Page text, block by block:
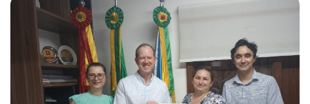
Gabinete do Vice-prefeito
História do Município
Símbolos Oficiais
Estrutura Organizacional